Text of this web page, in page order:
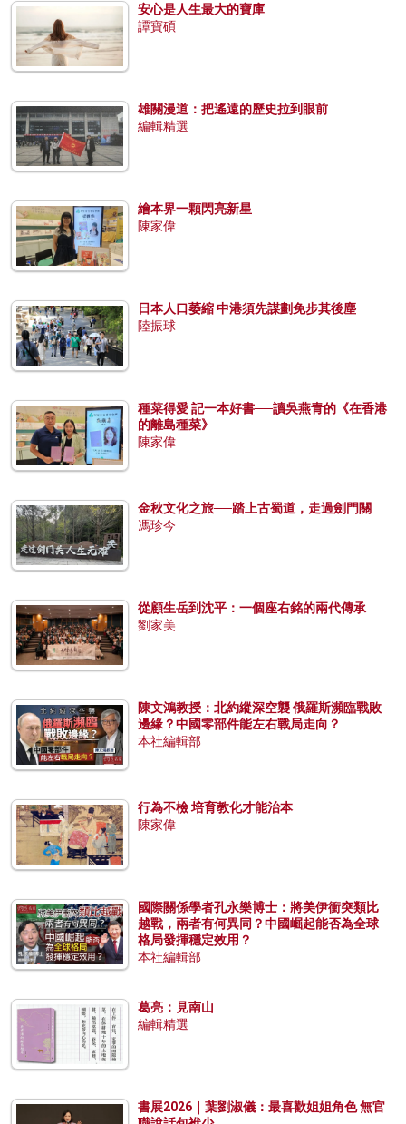
安心是人生最大的寶庫
譚寶碩
雄關漫道：把遙遠的歷史拉到眼前
編輯精選
繪本界一顆閃亮新星
陳家偉
日本人口萎縮 中港須先謀劃免步其後塵
陸振球
種菜得愛 記一本好書──讀吳燕青的《在香港
的離島種菜》
陳家偉
金秋文化之旅──踏上古蜀道，走過劍門關
馮珍今
從顧生岳到沈平：一個座右銘的兩代傳承
劉家美
陳文鴻教授：北約縱深空襲 俄羅斯瀕臨戰敗
邊緣？中國零部件能左右戰局走向？
本社編輯部
行為不檢 培育教化才能治本
陳家偉
國際關係學者孔永樂博士：將美伊衝突類比
越戰，兩者有何異同？中國崛起能否為全球
格局發揮穩定效用？
本社編輯部
葛亮：見南山
編輯精選
書展2026｜葉劉淑儀：最喜歡姐姐角色 無官